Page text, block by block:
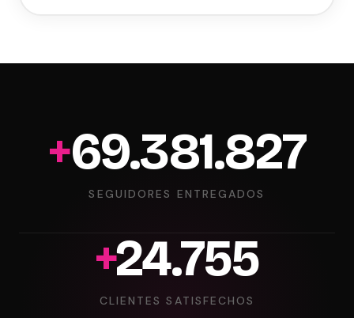
+69.992.868
SEGUIDORES ENTREGADOS
+24.973
CLIENTES SATISFECHOS